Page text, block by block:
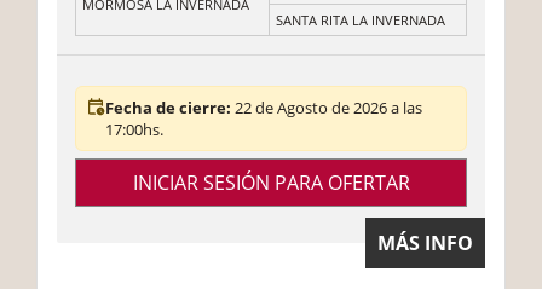
MORMOSA LA INVERNADA
SANTA RITA LA INVERNADA
Fecha de cierre: 22 de Agosto de 2026 a las
17:00hs.
INICIAR SESIÓN PARA OFERTAR
MÁS INFO